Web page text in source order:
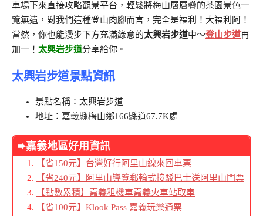
車場下來直接攻略觀景平台，輕鬆將梅山層層疊的茶園景色一
覽無遺，對我們這種登山肉腳而言，完全是福利！大福利阿！
當然，你也能漫步下方充滿綠意的太興岩步道中～登山步道再
加一！ 太興岩步道分享給你。
太興岩步道景點資訊
景點名稱：太興岩步道
地址：嘉義縣梅山鄉166縣道67.7K處
➨嘉義地區好用資訊
【省150元】台灣好行阿里山線來回車票
【省240元】阿里山導覽郵輪式接駁巴士送阿里山門票
【點數累積】嘉義租機車嘉義火車站取車
【省100元】Klook Pass 嘉義玩樂通票